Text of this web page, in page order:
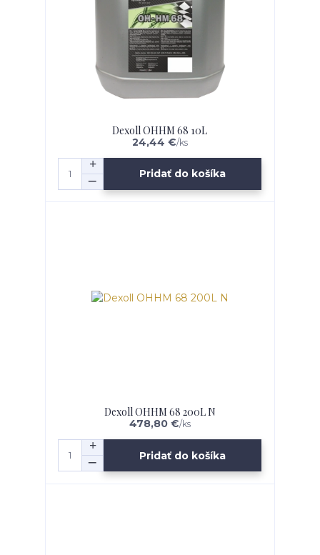
Dexoll OHHM 68 10L
24,44 €/ks
Pridať do košíka
Dexoll OHHM 68 200L N
478,80 €/ks
Pridať do košíka